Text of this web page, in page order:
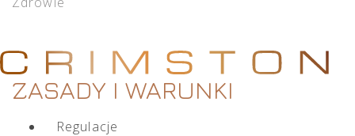
ZASADY I WARUNKI
Regulacje